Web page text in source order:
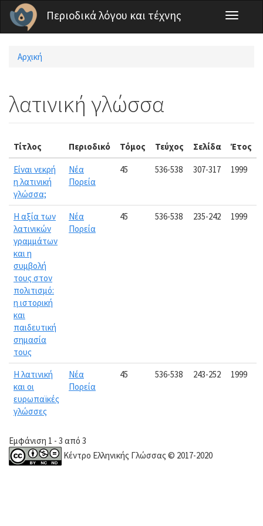
Παράκαμψη προς το κυρίως περιεχόμενο
Περιοδικά λόγου και τέχνης
Toggle
Είστε εδώ
Αρχική
λατινική γλώσσα
Τίτλος Περιοδικό Τόμος Τεύχος Σελίδα Έτος
Είναι νεκρή
η λατινική
γλώσσα;
Νέα
Πορεία
45 536-538 307-317 1999
Η αξία των
λατινικών
γραμμάτων
και η
συμβολή
τους στον
πολιτισμό:
η ιστορική
και
παιδευτική
σημασία
τους
Νέα
Πορεία
45 536-538 235-242 1999
Η λατινική
και οι
ευρωπαϊκές
γλώσσες
Νέα
Πορεία
45 536-538 243-252 1999
Εμφάνιση 1 - 3 από 3
Κέντρο Ελληνικής Γλώσσας © 2017-2020